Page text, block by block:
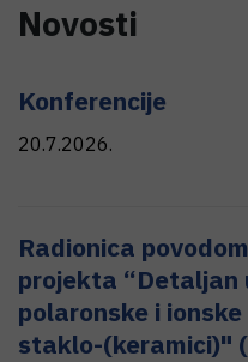
Novosti
Konferencije
20.7.2026.
Radionica
projekta “Detaljan
polaronske i
staklo-(keramici)"